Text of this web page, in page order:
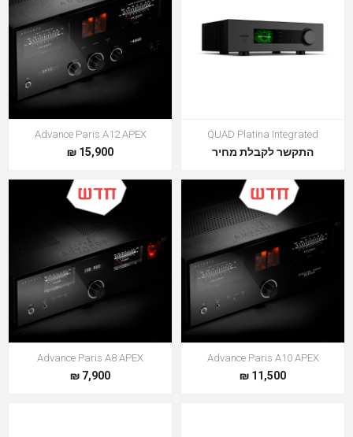
QUAD Platina Integrated
התקשר לקבלת מחיר
Advance Paris A12 APEX
15,900 ₪
Advance Paris A10 APEX
11,500 ₪
Advance Paris A8 APEX
7,900 ₪